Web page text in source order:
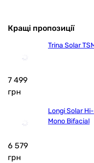
Кращі пропозиції
Trina Solar
7 499
грн
Longi Solar
Mono Bifacial
6 579
грн